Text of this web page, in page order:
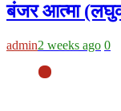
बंजर आत्मा
admin2 weeks ago 0